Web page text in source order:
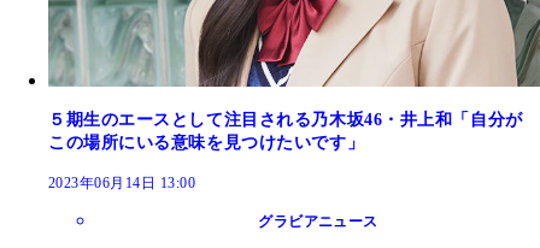
５期生のエースとして注目される乃木坂46・井上和「自分が
この場所にいる意味を見つけたいです」
2023年06月14日 13:00
グラビアニュース